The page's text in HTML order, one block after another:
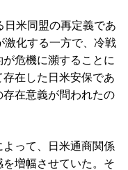
米同盟の再定義であ
激化する一方で、冷戦
危機に瀕することに
在した日米安保であ
在意義が問われたの
って、日米通商関係
増幅させていた。そ